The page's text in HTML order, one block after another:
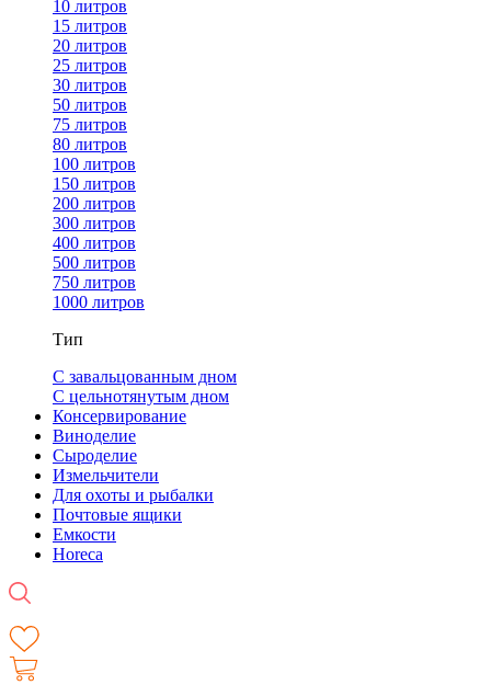
10 литров
15 литров
20 литров
25 литров
30 литров
50 литров
75 литров
80 литров
100 литров
150 литров
200 литров
300 литров
400 литров
500 литров
750 литров
1000 литров
Тип
С завальцованным дном
С цельнотянутым дном
Консервирование
Виноделие
Сыроделие
Измельчители
Для охоты и рыбалки
Почтовые ящики
Емкости
Horeca